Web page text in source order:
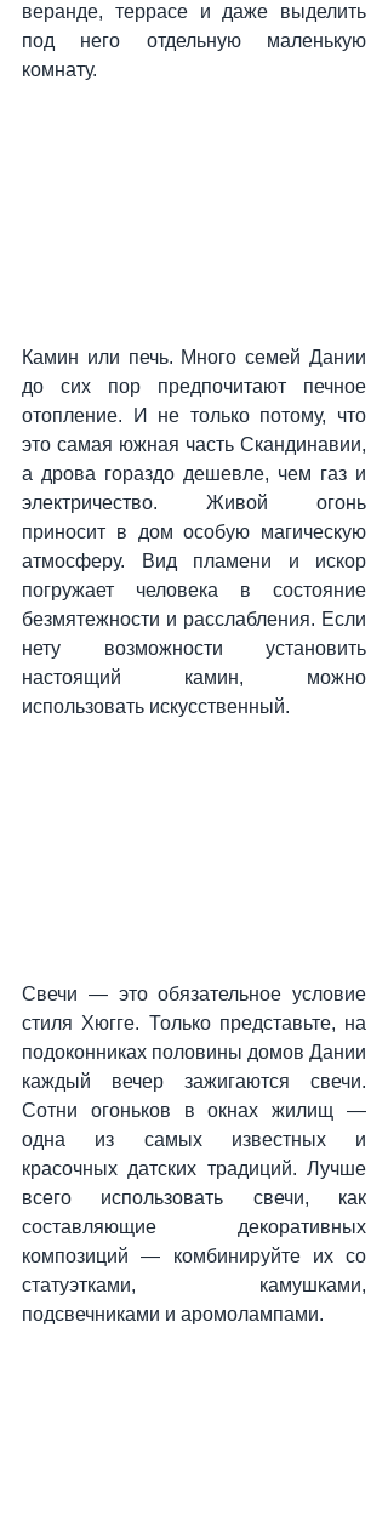
веранде, террасе и даже выделить
под него отдельную маленькую
комнату.
Камин или печь. Много семей Дании
до сих пор предпочитают печное
отопление. И не только потому, что
это самая южная часть Скандинавии,
а дрова гораздо дешевле, чем газ и
электричество. Живой огонь
приносит в дом особую магическую
атмосферу. Вид пламени и искор
погружает человека в состояние
безмятежности и расслабления. Если
нету возможности установить
настоящий камин, можно
использовать искусственный.
Свечи — это обязательное условие
стиля Хюгге. Только представьте, на
подоконниках половины домов Дании
каждый вечер зажигаются свечи.
Сотни огоньков в окнах жилищ —
одна из самых известных и
красочных датских традиций. Лучше
всего использовать свечи, как
составляющие декоративных
композиций — комбинируйте их со
статуэтками, камушками,
подсвечниками и аромолампами.